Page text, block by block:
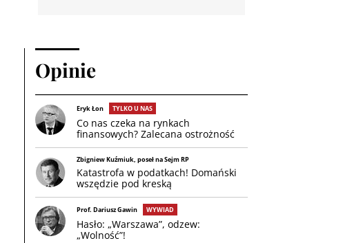
Opinie
Eryk Łon TYLKO U NAS
Co nas czeka na rynkach
finansowych? Zalecana ostrożność
Zbigniew Kuźmiuk, poseł na Sejm RP
Katastrofa w podatkach! Domański
wszędzie pod kreską
Prof. Dariusz Gawin WYWIAD
Hasło: „Warszawa”, odzew:
„Wolność”!